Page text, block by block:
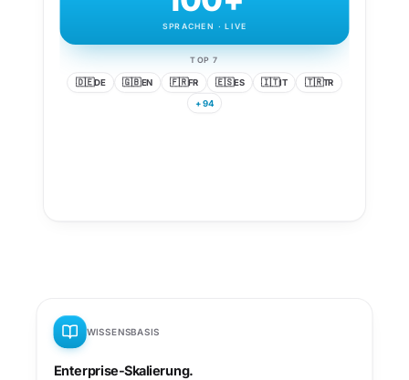
SPRACHEN · LIVE
TOP 7
🇩🇪DE 🇬🇧EN 🇫🇷FR 🇪🇸ES 🇮🇹IT 🇹🇷TR
+ 94
WISSENSBASIS
Enterprise-Skalierung.